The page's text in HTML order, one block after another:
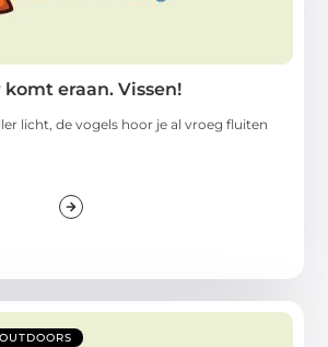
eraan. Vissen!
licht, de vogels hoor je al vroeg fluiten